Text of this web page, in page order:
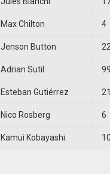
Max Chilton 4
Jenson Button 22
Adrian Sutil 99
Esteban Gutiérrez 21
Nico Rosberg 6
Kamui Kobayashi 10